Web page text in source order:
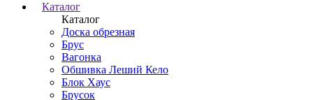
Каталог
Каталог
Доска обрезная
Брус
Вагонка
Обшивка Леший Кело
Блок Хаус
Брусок